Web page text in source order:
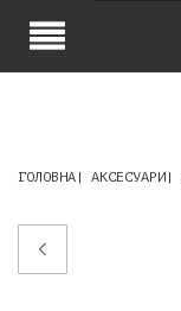
ГОЛОВНА АКСЕСУАРИ